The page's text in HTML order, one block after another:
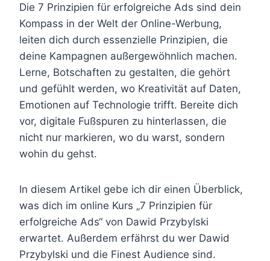
Die 7 Prinzipien für erfolgreiche Ads sind dein
Kompass in der Welt der Online-Werbung,
leiten dich durch essenzielle Prinzipien, die
deine Kampagnen außergewöhnlich machen.
Lerne, Botschaften zu gestalten, die gehört
und gefühlt werden, wo Kreativität auf Daten,
Emotionen auf Technologie trifft. Bereite dich
vor, digitale Fußspuren zu hinterlassen, die
nicht nur markieren, wo du warst, sondern
wohin du gehst.
In diesem Artikel gebe ich dir einen Überblick,
was dich im online Kurs „7 Prinzipien für
erfolgreiche Ads“ von Dawid Przybylski
erwartet. Außerdem erfährst du wer Dawid
Przybylski und die Finest Audience sind.